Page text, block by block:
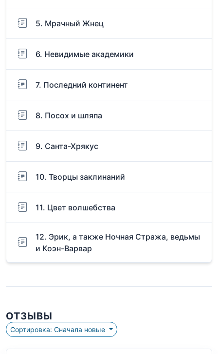
5. Мрачный Жнец
6. Невидимые академики
7. Последний континент
8. Посох и шляпа
9. Санта-Хрякус
10. Творцы заклинаний
11. Цвет волшебства
12. Эрик, а также Ночная Стража, ведьмы
и Коэн-Варвар
ОТЗЫВЫ
Сортировка: Сначала новые